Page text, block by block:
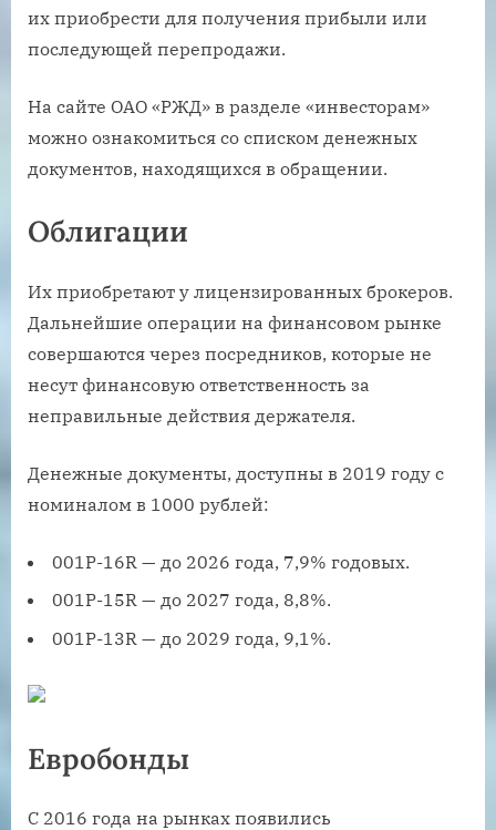
их приобрести для получения прибыли или
последующей перепродажи.
На сайте ОАО «РЖД» в разделе «инвесторам»
можно ознакомиться со списком денежных
документов, находящихся в обращении.
Облигации
Их приобретают у лицензированных брокеров.
Дальнейшие операции на финансовом рынке
совершаются через посредников, которые не
несут финансовую ответственность за
неправильные действия держателя.
Денежные документы, доступны в 2019 году с
номиналом в 1000 рублей:
001P-16R — до 2026 года, 7,9% годовых.
001P-15R — до 2027 года, 8,8%.
001P-13R — до 2029 года, 9,1%.
Евробонды
С 2016 года на рынках появились